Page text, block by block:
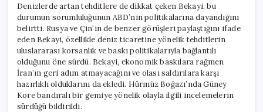
Denizlerde artan tehditlere de dikkat çeken Bekayi, bu
durumun sorumluluğunun ABD’nin politikalarına dayandığını
belirtti. Rusya ve Çin’in de benzer görüşleri paylaştığını ifade
eden Bekayi, özellikle deniz ticaretine yönelik tehditlerin
uluslararası korsanlık ve baskı politikalarıyla bağlantılı
olduğunu öne sürdü. Bekayi, ekonomik baskılara rağmen
İran’ın geri adım atmayacağını ve olası saldırılara karşı
hazırlıklı olduklarını da ekledi. Hürmüz Boğazı’nda Güney
Kore bandıralı bir gemiye yönelik olayla ilgili incelemelerin
sürdüğü bildirildi.